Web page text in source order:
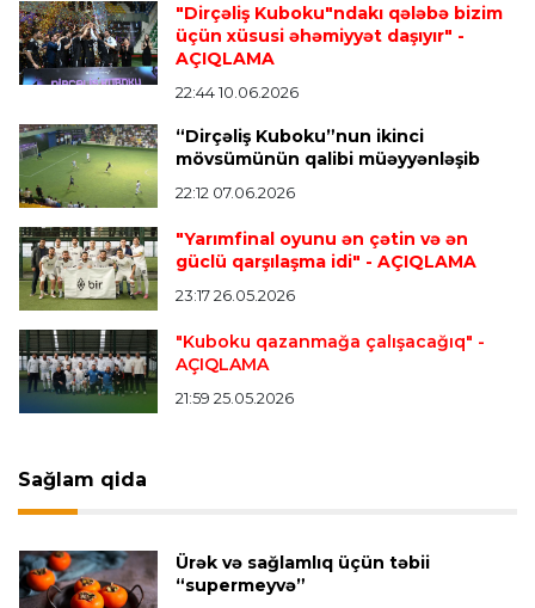
“Atletiko”nun futbolçusu “River Pleyt”ə keçir
“Vest Hem” “Tottenhem”in futbolçusunu
transfer edir
Offside 20:51 08.08.2026
Kamandan oxatma üzrə ölkə çempionatında
finalçılar bəlli oldu
Offside 20:27 08.08.2026
Mingəçevirdə “Kürü keçək?! 5” yarışı keçirildi
Verstappen öz komandasının "Formula 1"də
iştirak etməyəcəyini açıqladı
"Dirçəliş Kuboku"ndakı qələbə bizim
üçün xüsusi əhəmiyyət daşıyır" -
AÇIQLAMA
22:44 10.06.2026
“Dirçəliş Kuboku”nun ikinci
mövsümünün qalibi müəyyənləşib
22:12 07.06.2026
"Yarımfinal oyunu ən çətin və ən
güclü qarşılaşma idi" - AÇIQLAMA
23:17 26.05.2026
"Kuboku qazanmağa çalışacağıq" -
AÇIQLAMA
21:59 25.05.2026
Sağlam qida
Ürək və sağlamlıq üçün təbii
“supermeyvə”